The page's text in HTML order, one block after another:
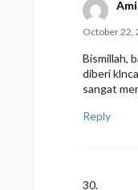
October 22,
Bismillah,
diberi
sangat
Reply